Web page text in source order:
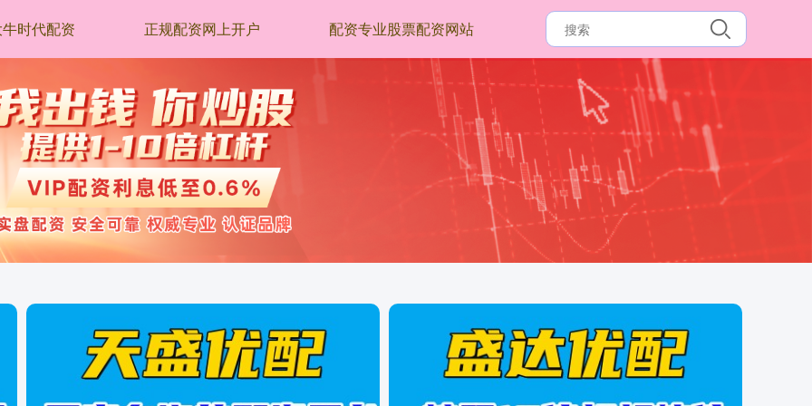
时代配资 正规配资网上开户 配资专业股票配资网站